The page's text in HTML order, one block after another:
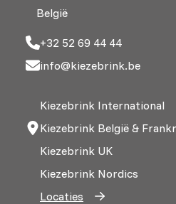
België
+32 52 69 44 44
info@kiezebrink.be
Kiezebrink International
Kiezebrink België &
Kiezebrink UK
Kiezebrink Nordics
Locaties